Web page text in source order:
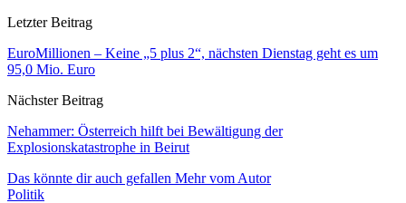
Letzter Beitrag
EuroMillionen – Keine „5 plus 2“, nächsten Dienstag geht es um
95,0 Mio. Euro
Nächster Beitrag
Nehammer: Österreich hilft bei Bewältigung der
Explosionskatastrophe in Beirut
Das könnte dir auch gefallen Mehr vom Autor
Politik